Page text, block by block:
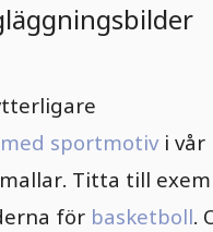
sportmotivi vår
Titta till
för basketboll.